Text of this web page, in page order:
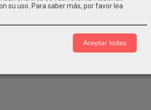
su uso. Para saber más, por favor lea
Aceptar todas